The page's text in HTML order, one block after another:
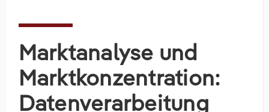
Marktanalyse und
Marktkonzentration:
Datenverarbeitung